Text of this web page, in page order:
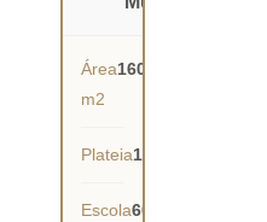
Área
m2
160
Plateia150
Escola60